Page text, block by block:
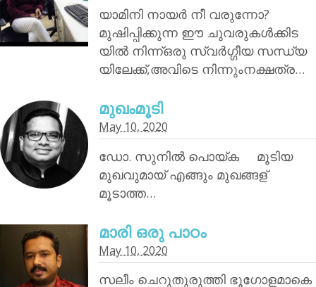
യാമിനി നായര്‍ നീ വരുന്നോ?
മുഷിപ്പിക്കുന്ന ഈ ചുവരുകൾക്കിട
യിൽ നിന്ന്ഒരു സ്വർഗ്ഗീയ സന്ധ്യ
യിലേക്ക്,അവിടെ നിന്നുംനക്ഷത്ര…
മുഖംമൂടി
May 10, 2020
ഡോ. സുനിൽ പൊയ്‌ക മൂടിയ
മുഖവുമായ് എങ്ങും മുഖങ്ങള്
മൂടാത്ത…
മാരി ഒരു പാഠം
May 10, 2020
സലീം ചെറുതുരുത്തി ഭൂഗോളമാകെ